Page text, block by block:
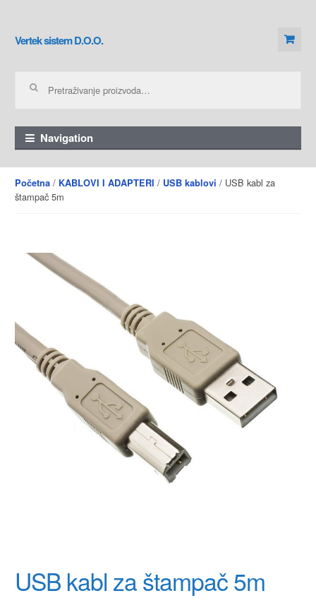
Skip to navigation
Skip to content
Vertek sistem D.O.O.
Navigation
Početna/ KABLOVI I ADAPTERI / USB kablovi / USB kabl za
štampač 5m
USB kabl za štampač 5m